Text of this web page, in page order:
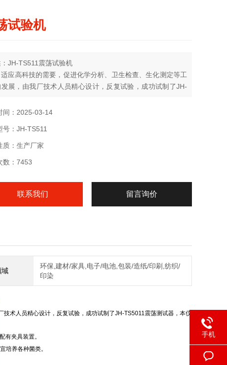
试验机
JH-TS511震荡试验机
适应高科技的需要，促进化学分析、卫生检查、生化测定等工
展，由我厂技术人员精心设计，反复试验，成功试制了JH-
间：2025-03-14
号：JH-TS511
质：生产厂家
数：7453
联系我们 留言询价
域
环保,建材/家具,电子/电池,包装/造纸/印刷,纺织/
印染
术人员精心设计，反复试验，成功试制了JH-TS5011震荡测试器，本仪
有夹具装置。
培养各种菌类。
手机